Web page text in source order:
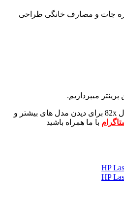
جات و مصارف خانگی طراحی
میپردازیم.
برای دیدن مدل های بیشتر و
با ما همراه باشید